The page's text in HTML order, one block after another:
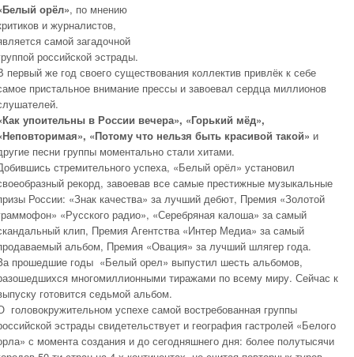
орёл», по мнению
и журналистов,
самой загадочной
российской эстрады.
первый же год своего существования коллектив привлёк к себе
пристальное внимание прессы и завоевал сердца миллионов
упоительны в России вечера», «Горький мёд»,
«Потому что нельзя быть красивой такой» и
песни группы моментально стали хитами.
стремительного успеха, «Белый орёл» установил
рекорд, завоевав все самые престижные музыкальные
России: «Знак качества» за лучший дебют, Премия «Золотой
«Русского радио», «Серебряная калоша» за самый
клип, Премия Агентства «Интер Медиа» за самый
альбом, Премия «Овация» за лучший шлягер года.
прошедшие годы «Белый орел» выпустил шесть альбомов,
многомиллионными тиражами по всему миру. Сейчас к
готовится седьмой альбом.
головокружительном успехе самой востребованная группы
эстрады свидетельствует и география гастролей «Белого
с момента создания и до сегодняшнего дня: более полутысячи